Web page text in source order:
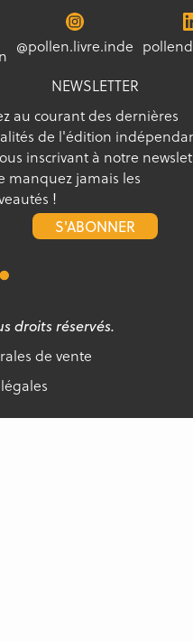
@pollen.livre.inde
NEWSLETTER
au courant des dernières
de l'édition
inscrivant à notre
manquez jamais les
!
S'ABONNER
droits réservés.
de vente